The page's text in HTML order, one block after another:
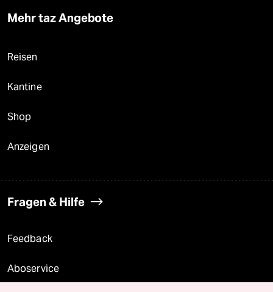
Mehr taz Angebote
Reisen
Kantine
Shop
Anzeigen
Fragen & Hilfe
Feedback
Aboservice